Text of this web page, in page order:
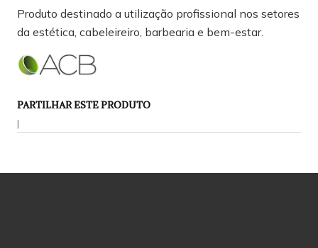
Produto destinado a utilização profissional nos setores
da estética, cabeleireiro, barbearia e bem-estar.
PARTILHAR ESTE PRODUTO
|